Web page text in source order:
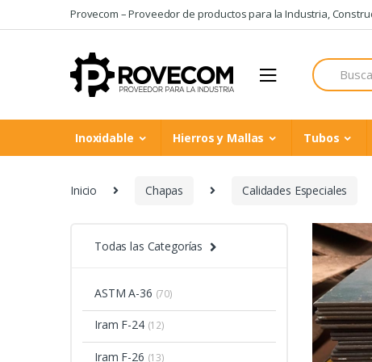
to
to
Provecom – Proveedor de productos para la Industria,
Search
for:
Inoxidable Hierros y Mallas Tubos
Inicio Chapas Calidades Especiales
Todas las Categorías
ASTM A-36 (70)
Iram F-24 (12)
Iram F-26 (13)